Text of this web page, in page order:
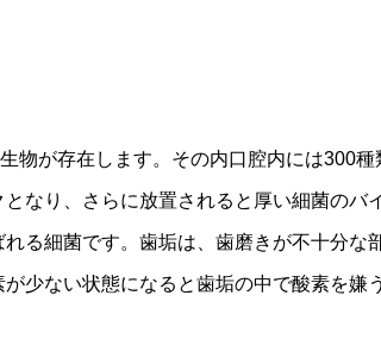
物が存在します。その内口腔内には300
なり、さらに放置されると厚い細菌のバ
る細菌です。歯垢は、歯磨きが不十分な
少ない状態になると歯垢の中で酸素を嫌